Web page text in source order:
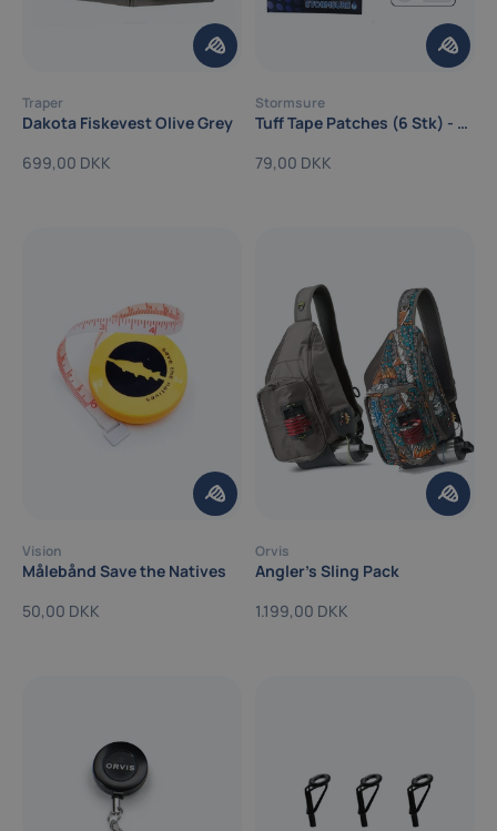
Traper
Dakota Fiskevest Olive Grey
699,00 DKK
Stormsure
Tuff Tape Patches (6 Stk) - Lapning Af Alt Beklædning
79,00 DKK
Vision
Målebånd Save the Natives
50,00 DKK
Orvis
Angler's Sling Pack
1.199,00 DKK